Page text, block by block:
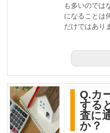
も多いのでは
になることは
だけではあり
Q.カ
する
査に
か？